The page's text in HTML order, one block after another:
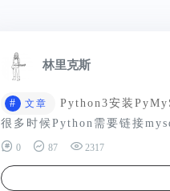
林里克斯
# 文章
Python3安装
很多时候Python需要链接
0 87 2317